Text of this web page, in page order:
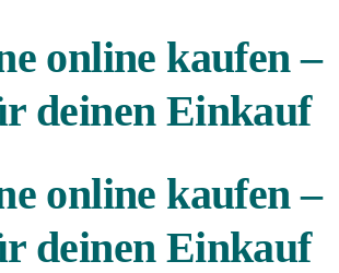
online kaufen –
deinen Einkauf
online kaufen –
deinen Einkauf